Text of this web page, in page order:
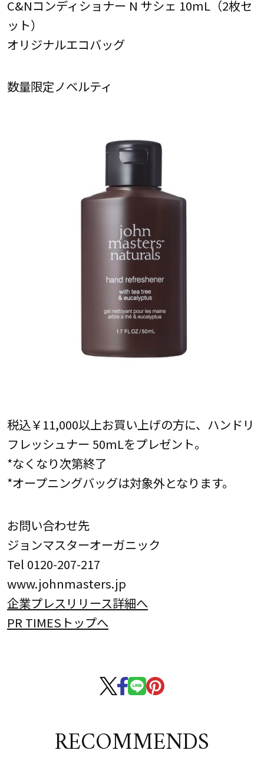
C&Nコンディショナー N サシェ 10mL（2枚セ
ット）
オリジナルエコバッグ
数量限定ノベルティ
税込￥11,000以上お買い上げの方に、ハンドリ
フレッシュナー 50mLをプレゼント。
*なくなり次第終了
*オープニングバッグは対象外となります。
お問い合わせ先
ジョンマスターオーガニック
Tel 0120-207-217
www.johnmasters.jp
企業プレスリリース詳細へ
PR TIMESトップへ
RECOMMENDS